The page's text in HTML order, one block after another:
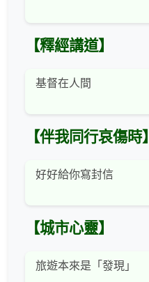
【釋經講道】
基督在人間
【伴我同行哀傷時】
好好給你寫封信
【城市心靈】
旅遊本來是「發現」